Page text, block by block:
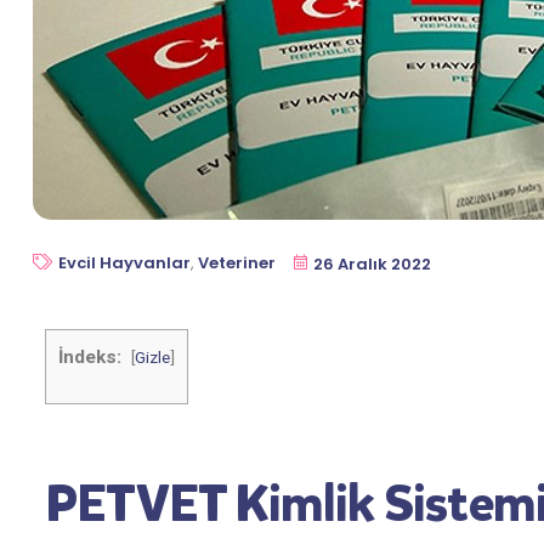
Evcil Hayvanlar, Veteriner 26 Aralık 2022
İndeks: [Gizle]
PETVET Kimlik